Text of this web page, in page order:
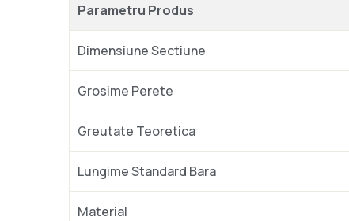
Parametru Produs
Dimensiune Sectiune
Grosime Perete
Greutate Teoretica
Lungime Standard Bara
Material